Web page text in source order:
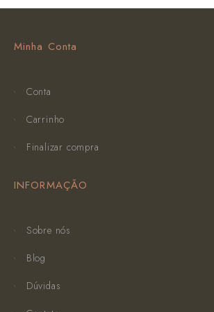
Minha Conta
Conta
Carrinho
Finalizar compra
INFORMAÇÃO
Sobre nós
Blog
Dúvidas